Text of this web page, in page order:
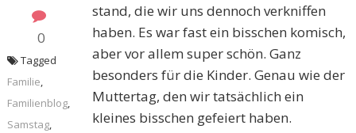
0
stand, die wir uns dennoch verkniffen
haben. Es war fast ein bisschen komisch,
aber vor allem super schön. Ganz
besonders für die Kinder. Genau wie der
Muttertag, den wir tatsächlich ein
kleines bisschen gefeiert haben.
Tagged
Familie,
Familienblog,
Samstag,